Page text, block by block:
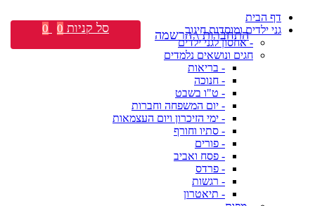
דף הבית
גני ילדים ומוסדות חינוך
- אחסון לגני ילדים
חגים ונושאים נלמדים
- בריאות
- חנוכה
- ט"ו בשבט
- יום המשפחה וחברות
- ימי הזיכרון ויום העצמאות
- סתיו וחורף
- פורים
- פסח ואביב
- פרדס
- רגשות
- תיאטרון
התחברות \ הרשמה סל קניות 0
0